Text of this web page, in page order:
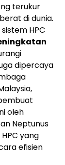
terukur
di dunia.
sistem HPC
dipercaya
,
oleh
Neptunus
yang
efisien